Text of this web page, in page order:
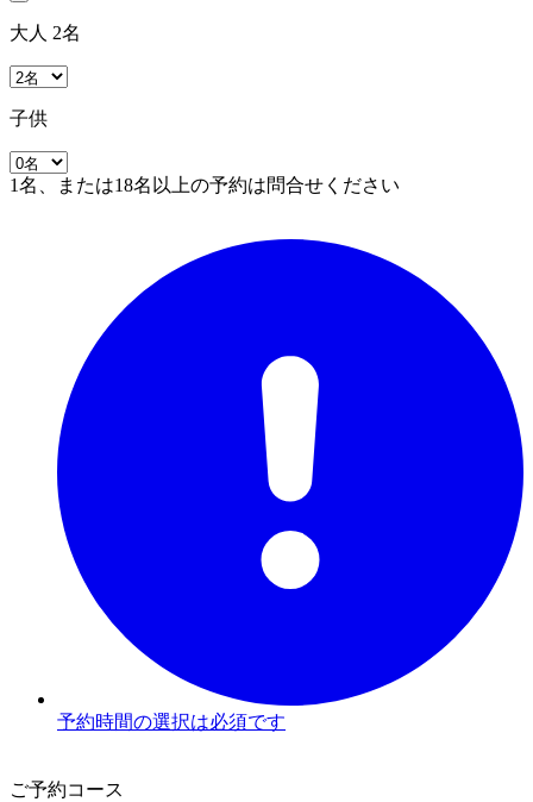
大人 2名
子供
1名、または18名以上の予約は問合せください
予約時間の選択は必須です
ご予約コース